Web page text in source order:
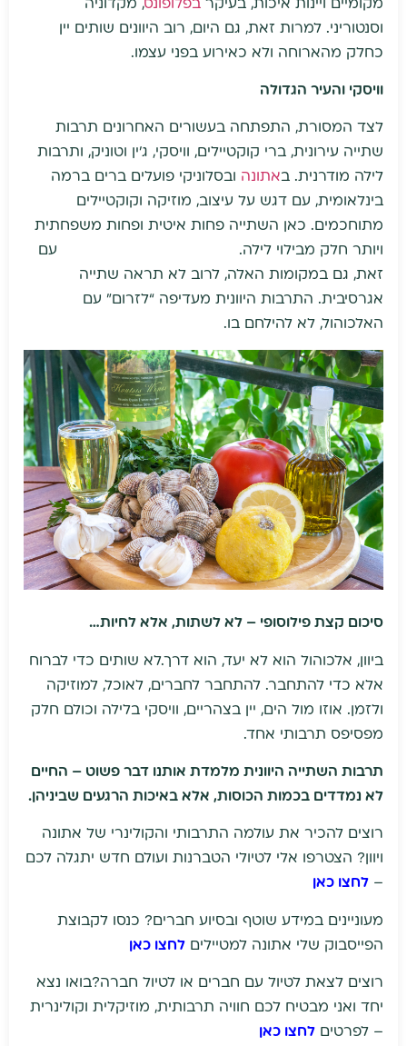
מקומיים ויינות איכות, בעיקר בפלופונס, מקדוניה
וסנטוריני. למרות זאת, גם היום, רוב היוונים שותים יין
כחלק מהארוחה ולא כאירוע בפני עצמו.
וויסקי והעיר הגדולה
לצד המסורת, התפתחה בעשורים האחרונים תרבות
שתייה עירונית, ברי קוקטיילים, וויסקי, ג’ין וטוניק, ותרבות
לילה מודרנית. באתונה ובסלוניקי פועלים ברים ברמה
בינלאומית, עם דגש על עיצוב, מוזיקה וקוקטיילים
מתוחכמים. כאן השתייה פחות איטית ופחות משפחתית
ויותר חלק מבילוי לילה. עם
זאת, גם במקומות האלה, לרוב לא תראה שתייה
אגרסיבית. התרבות היוונית מעדיפה “לזרום” עם
האלכוהול, לא להילחם בו.
סיכום קצת פילוסופי – לא לשתות, אלא לחיות…
ביוון, אלכוהול הוא לא יעד, הוא דרך.לא שותים כדי לברוח
אלא כדי להתחבר. להתחבר לחברים, לאוכל, למוזיקה
ולזמן. אוזו מול הים, יין בצהריים, וויסקי בלילה וכולם חלק
מפסיפס תרבותי אחד.
תרבות השתייה היוונית מלמדת אותנו דבר פשוט – החיים
לא נמדדים בכמות הכוסות, אלא באיכות הרגעים שביניהן.
רוצים להכיר את עולמה התרבותי והקולינרי של אתונה
ויוון? הצטרפו אלי לטיולי הטברנות ועולם חדש יתגלה לכם
– לחצו כאן
מעוניינים במידע שוטף ובסיוע חברים? כנסו לקבוצת
הפייסבוק שלי אתונה למטיילים לחצו כאן
רוצים לצאת לטיול עם חברים או לטיול חברה?בואו נצא
יחד ואני מבטיח לכם חוויה תרבותית, מוזיקלית וקולינרית
– לפרטים לחצו כאן